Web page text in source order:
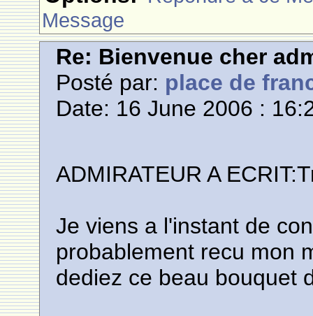
Message
Re: Bienvenue cher
Posté par: place de
Date: 16 June 2006 :
ADMIRATEUR A
Je viens a l'instant de
probablement recu mon
dediez ce beau bouquet